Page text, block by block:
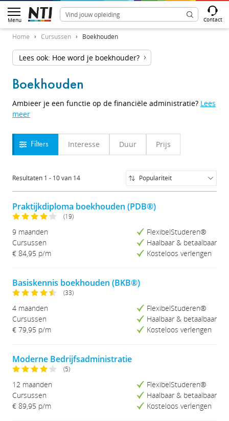
Menu Contact
Home Cursussen Boekhouden
Lees ook: Hoe word je boekhouder?
Boekhouden
Ambieer je een functie op de financiële administratie? Lees
meer
Filters Interesse Duur Prijs
Resultaten 1 - 10van 14
Populariteit
Populariteit
Naam (A-Z)
Prijs (Hoog-Laag)
Studieduur (Kort-Lang)
Studieduur (Lang-Kort)
Praktijkdiploma boekhouden (PDB®)
(19)
9 maanden
Cursussen
€ 84,95 p/m
FlexibelStuderen®
Haalbaar & betaalbaar
Kosteloos verlengen
Basiskennis boekhouden (BKB®)
(33)
4 maanden
Cursussen
€ 79,95 p/m
FlexibelStuderen®
Haalbaar & betaalbaar
Kosteloos verlengen
Moderne Bedrijfsadministratie
(5)
12 maanden
Cursussen
€ 89,95 p/m
FlexibelStuderen®
Haalbaar & betaalbaar
Kosteloos verlengen